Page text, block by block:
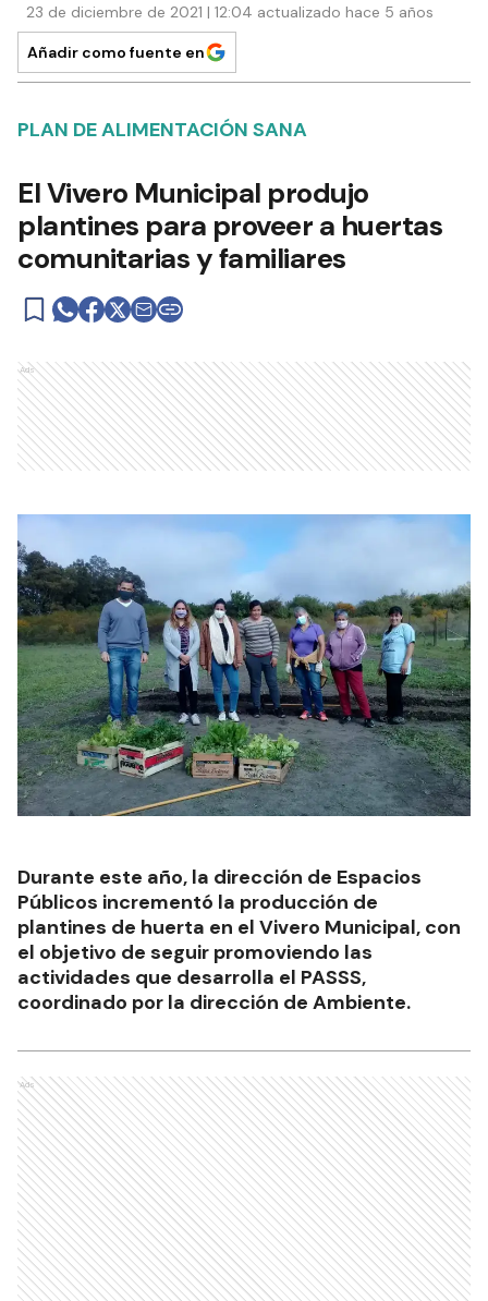
23 de diciembre de 2021 | 12:04 actualizado hace 5 años
Añadir como fuente en
PLAN DE ALIMENTACIÓN SANA
El Vivero Municipal produjo
plantines para proveer a huertas
comunitarias y familiares
Ads
Durante este año, la dirección de Espacios
Públicos incrementó la producción de
plantines de huerta en el Vivero Municipal, con
el objetivo de seguir promoviendo las
actividades que desarrolla el PASSS,
coordinado por la dirección de Ambiente.
Ads